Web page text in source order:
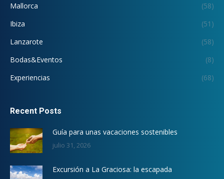
Mallorca
(58)
Ibiza
(51)
Lanzarote
(58)
Bodas&Eventos
(8)
Experiencias
(68)
Recent Posts
Guía para unas vacaciones sostenibles
julio 31, 2026
Excursión a La Graciosa: la escapada